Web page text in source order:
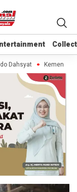
Dahsyat Kemendag